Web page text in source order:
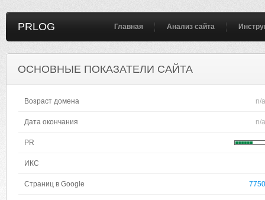
PRLOG Главная Анализ сайта
ОСНОВНЫЕ ПОКАЗАТЕЛИ САЙТА
Возраст домена n/a
Дата окончания n/a
PR
ИКС
Страниц в Google 7750